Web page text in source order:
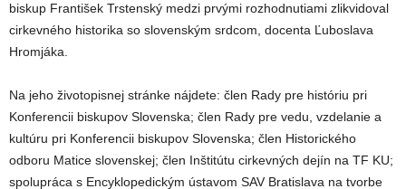
biskup František Trstenský medzi prvými rozhodnutiami zlikvidoval
cirkevného historika so slovenským srdcom, docenta Ľuboslava
Hromjáka.
Na jeho životopisnej stránke nájdete: člen Rady pre históriu pri
Konferencii biskupov Slovenska; člen Rady pre vedu, vzdelanie a
kultúru pri Konferencii biskupov Slovenska; člen Historického
odboru Matice slovenskej; člen Inštitútu cirkevných dejín na TF KU;
spolupráca s Encyklopedickým ústavom SAV Bratislava na tvorbe